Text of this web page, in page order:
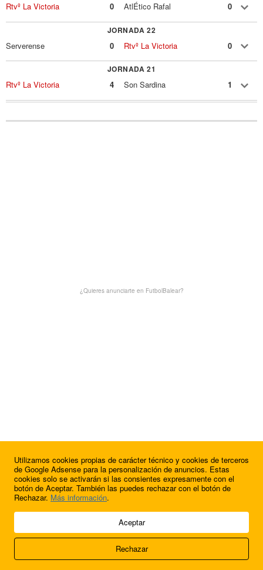
Rtvº La Victoria 0 AtlÉtico Rafal 0
JORNADA 22
Serverense 0 Rtvº La Victoria 0
JORNADA 21
Rtvº La Victoria 4 Son Sardina 1
¿Quieres anunciarte en FutbolBalear?
¿Quieres anunciarte en FutbolBalear?
© 2009 - 2026 Soluciones Corporativas IP, SL.
Acerca de nosotros
FútbolBalear
Utilizamos cookies propias de carácter técnico y cookies de terceros
de Google Adsense para la personalización de anuncios. Estas
cookies solo se activarán si las consientes expresamente con el
botón de Aceptar. También las puedes rechazar con el botón de
Rechazar. Más información.
Aceptar
Rechazar